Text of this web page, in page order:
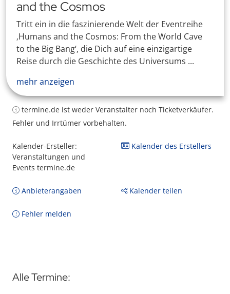
and the Cosmos
Tritt ein in die faszinierende Welt der Eventreihe
‚Humans and the Cosmos: From the World Cave
to the Big Bang‘, die Dich auf eine einzigartige
Reise durch die Geschichte des Universums ...
mehr anzeigen
termine.de ist weder Veranstalter noch Ticketverkäufer.
Fehler und Irrtümer vorbehalten.
Kalender-Ersteller:
Veranstaltungen und
Events termine.de
Kalender des Erstellers
Anbieterangaben Kalender teilen
Fehler melden
Alle Termine: